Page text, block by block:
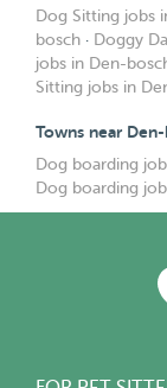
Dog Sitting jobs
bosch · Doggy
jobs in Den-
Sitting jobs in
Towns near
Dog boarding
Dog boarding